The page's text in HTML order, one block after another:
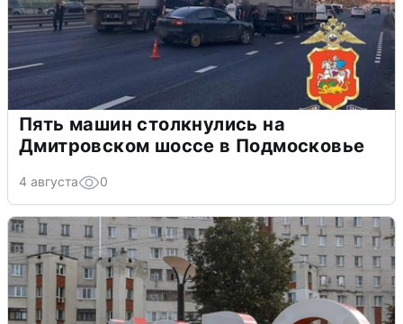
Пять машин столкнулись на
Дмитровском шоссе в Подмосковье
4 августа 0